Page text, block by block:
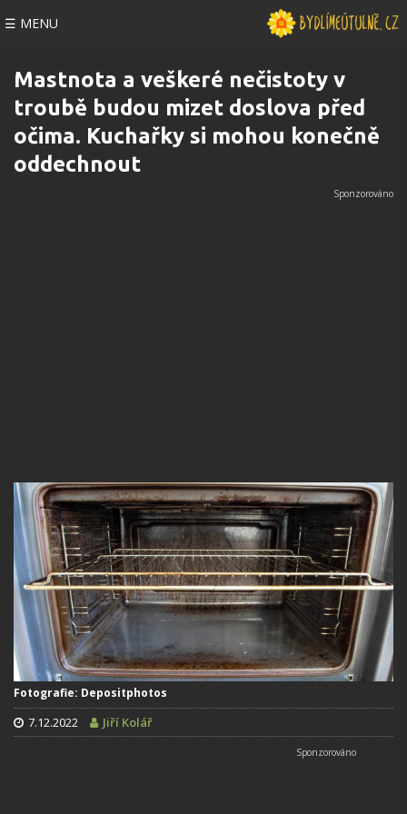
☰ MENU
Mastnota a veškeré nečistoty v
troubě budou mizet doslova před
očima. Kuchařky si mohou konečně
oddechnout
Fotografie: Depositphotos
7.12.2022 Jiří Kolář